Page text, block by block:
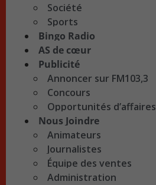
Société
Sports
Bingo Radio
AS de cœur
Publicité
Annoncer sur FM103,3
Concours
Opportunités d’affaires
Nous Joindre
Animateurs
Journalistes
Équipe des ventes
Administration